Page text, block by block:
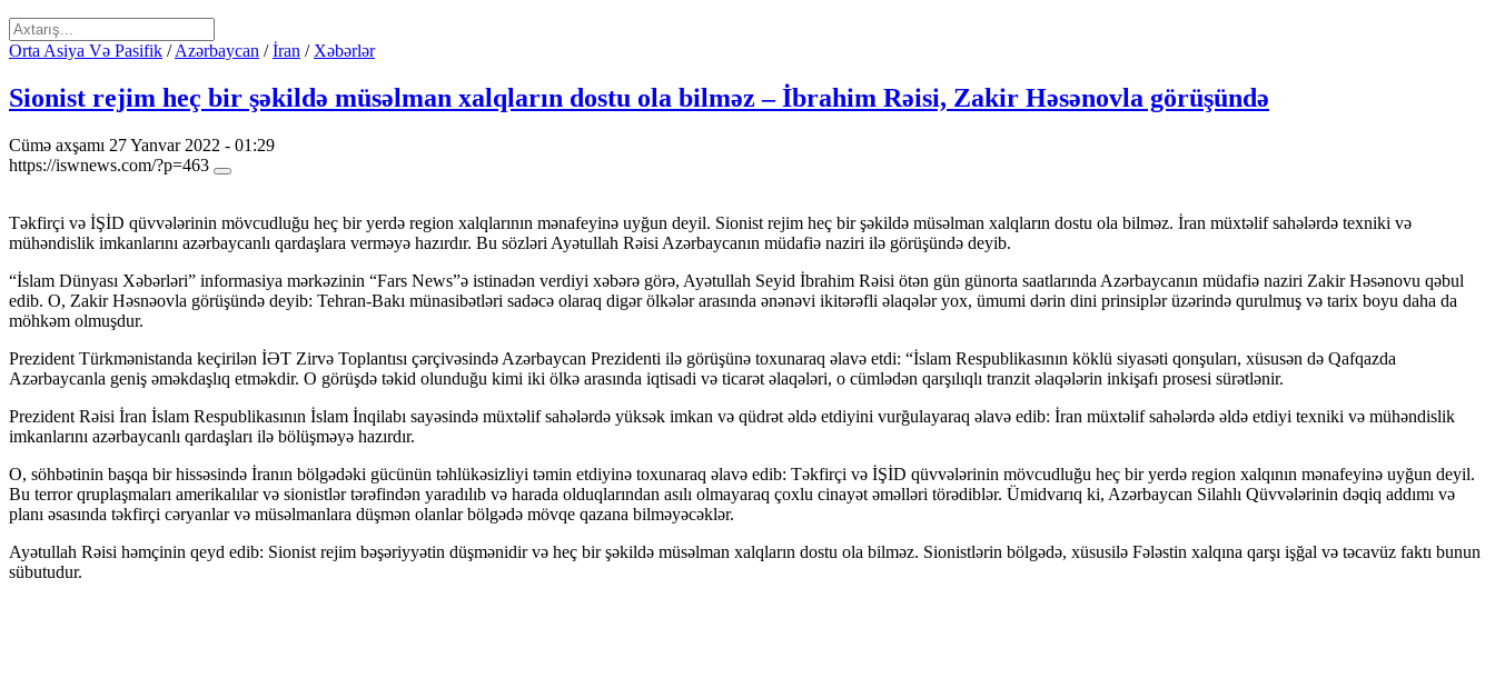
Orta Asiya Və Pasifik /Azərbaycan /İran / Xəbərlər
Sionist rejim heç bir şəkildə müsəlman xalqların dostu ola bilməz – İbrahim Rəisi, Zakir Həsənovla görüşündə
Cümə axşamı 27 Yanvar 2022 - 01:29
https://iswnews.com/?p=463
Təkfirçi və İŞİD qüvvələrinin mövcudluğu heç bir yerdə region xalqlarının mənafeyinə uyğun deyil. Sionist rejim heç bir şəkildə müsəlman xalqların dostu ola bilməz. İran müxtəlif sahələrdə texniki və
mühəndislik imkanlarını azərbaycanlı qardaşlara verməyə hazırdır. Bu sözləri Ayətullah Rəisi Azərbaycanın müdafiə naziri ilə görüşündə deyib.
“İslam Dünyası Xəbərləri” informasiya mərkəzinin “Fars News”ə istinadən verdiyi xəbərə görə, Ayətullah Seyid İbrahim Rəisi ötən gün günorta saatlarında Azərbaycanın müdafiə naziri Zakir Həsənovu qəbul
edib. O, Zakir Həsnəovla görüşündə deyib: Tehran-Bakı münasibətləri sadəcə olaraq digər ölkələr arasında ənənəvi ikitərəfli əlaqələr yox, ümumi dərin dini prinsiplər üzərində qurulmuş və tarix boyu daha da
möhkəm olmuşdur.
Prezident Türkmənistanda keçirilən İƏT Zirvə Toplantısı çərçivəsində Azərbaycan Prezidenti ilə görüşünə toxunaraq əlavə etdi: “İslam Respublikasının köklü siyasəti qonşuları, xüsusən də Qafqazda
Azərbaycanla geniş əməkdaşlıq etməkdir. O görüşdə təkid olunduğu kimi iki ölkə arasında iqtisadi və ticarət əlaqələri, o cümlədən qarşılıqlı tranzit əlaqələrin inkişafı prosesi sürətlənir.
Prezident Rəisi İran İslam Respublikasının İslam İnqilabı sayəsində müxtəlif sahələrdə yüksək imkan və qüdrət əldə etdiyini vurğulayaraq əlavə edib: İran müxtəlif sahələrdə əldə etdiyi texniki və mühəndislik
imkanlarını azərbaycanlı qardaşları ilə bölüşməyə hazırdır.
O, söhbətinin başqa bir hissəsində İranın bölgədəki gücünün təhlükəsizliyi təmin etdiyinə toxunaraq əlavə edib: Təkfirçi və İŞİD qüvvələrinin mövcudluğu heç bir yerdə region xalqının mənafeyinə uyğun deyil.
Bu terror qruplaşmaları amerikalılar və sionistlər tərəfindən yaradılıb və harada olduqlarından asılı olmayaraq çoxlu cinayət əməlləri törədiblər. Ümidvarıq ki, Azərbaycan Silahlı Qüvvələrinin dəqiq addımı və
planı əsasında təkfirçi cəryanlar və müsəlmanlara düşmən olanlar bölgədə mövqe qazana bilməyəcəklər.
Ayətullah Rəisi həmçinin qeyd edib: Sionist rejim bəşəriyyətin düşmənidir və heç bir şəkildə müsəlman xalqların dostu ola bilməz. Sionistlərin bölgədə, xüsusilə Fələstin xalqına qarşı işğal və təcavüz faktı bunun
sübutudur.